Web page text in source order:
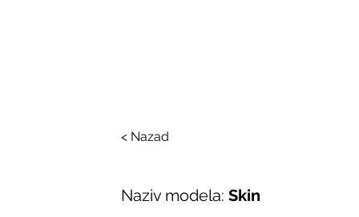
< Nazad
Naziv modela: Skin